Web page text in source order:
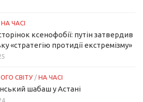
НА ЧАСІ
ксенофобії: путін затвердив
«стратегію протидії екстремізму»
СВІТУ / НА ЧАСІ
шабаш у Астані